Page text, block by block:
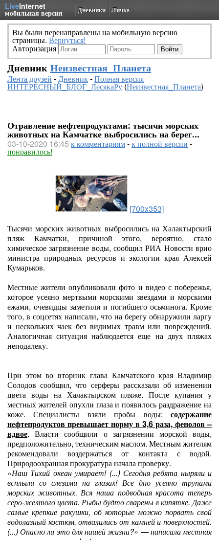
LiveInternet
мобильная версия Дневники Личка
Вы были перенаправлены на мобильную версию
страницы. Вернуться!
Авторизация
Дневник Неизвестная_Планета
Лента друзей -Дневник-Полная версия
ИНТЕРЕСНЫЙ_БЛОГ_ЛесякаРу(Неизвестная_Планета)
Отравление нефтепродуктами: тысячи морских
животных на Камчатке выбросились на берег...
03-10-2020 16:45 к комментариям-к полной версии -
понравилось!
[700x353]
Тысячи морских животных выбросились на Халактырский
пляж Камчатки, причиной этого, вероятно, стало
химическое загрязнение воды, сообщил РИА Новости врио
министра природных ресурсов и экологии края Алексей
Кумарьков.
Местные жители опубликовали фото и видео с побережья,
которое усеяно мертвыми морскими звездами и морскими
ежами, очевидцы заметили и погибшего осьминога. Кроме
того, в соцсетях написали, что на берегу обнаружили ларгу
и нескольких чаек без видимых травм или повреждений.
Аналогичная ситуация наблюдается еще на двух пляжах
неподалеку.
При этом во вторник глава Камчатского края Владимир
Солодов сообщил, что серферы рассказали об изменении
цвета воды на Халактырском пляже. После купания у
местных жителей опухли глаза и появилось раздражение на
коже. Специалисты взяли пробы воды: содержание
нефтепродуктов превышает норму в 3,6 раза, фенолов –
вдвое. Власти сообщили о загрязнении морской воды,
предположительно, техническим маслом. Местным жителям
рекомендовали воздержаться от контакта с водой.
Природоохранная прокуратура начала проверку.
«Наш Тихий океан умирает! (...) Сегодня ребята ныряли и
всплыли со слезами на глазах! Все дно усеяно трупами
морских животных. Вся наша подводная красота теперь
серо-желтого цвета. Рыбы будто сварены в кипятке. Даже
самые крепкие ракушки, об которые можно порвать свой
водолазный костюм, отвалились от камней и поверхностей.
(...) Опасно ли это для нашей жизни?» — написала местная